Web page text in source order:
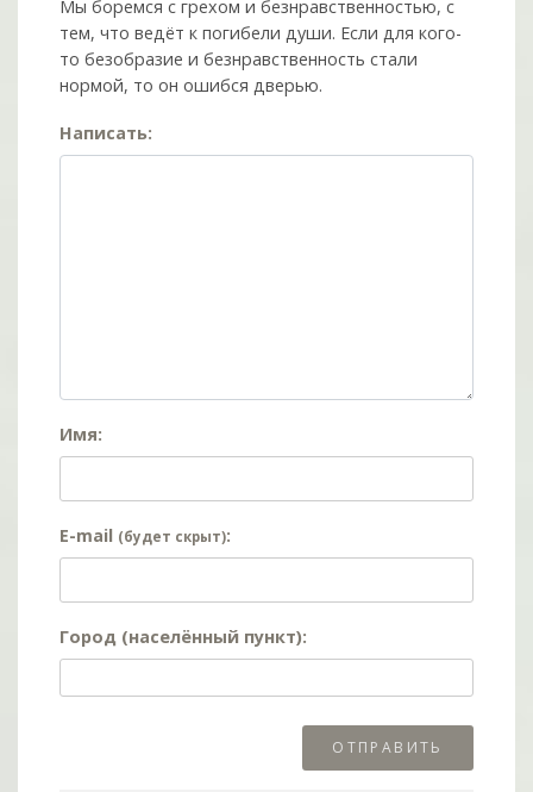
Мы боремся с грехом и без­нрав­ствен­ностью, с
тем, что ведёт к погибели души. Если для кого-
то безобразие и безнравственность стали
нормой, то он ошибся дверью.
Написать:
Имя:
E-mail (будет скрыт):
Город (населённый пункт):